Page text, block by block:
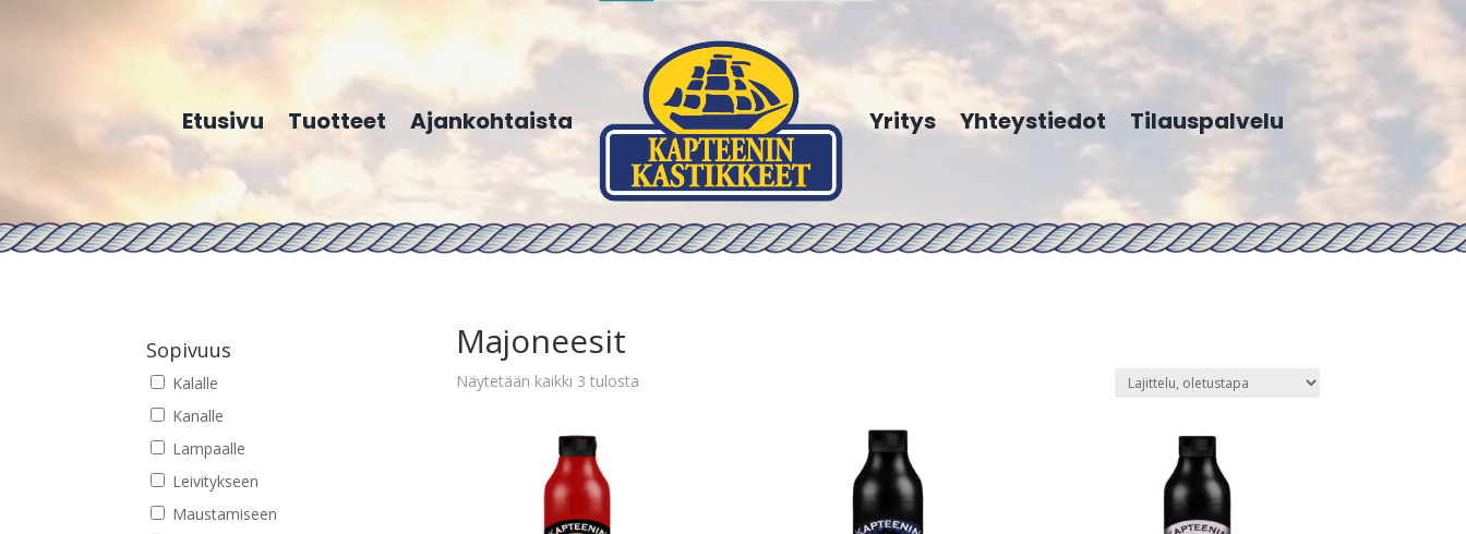
Etusivu Tuotteet Ajankohtaista Yritys Yhteystiedot Tilauspalvelu
Majoneesit
Näytetään kaikki 3 tulosta
Sopivuus
Kalalle
Kanalle
Lampaalle
Leivitykseen
Maustamiseen